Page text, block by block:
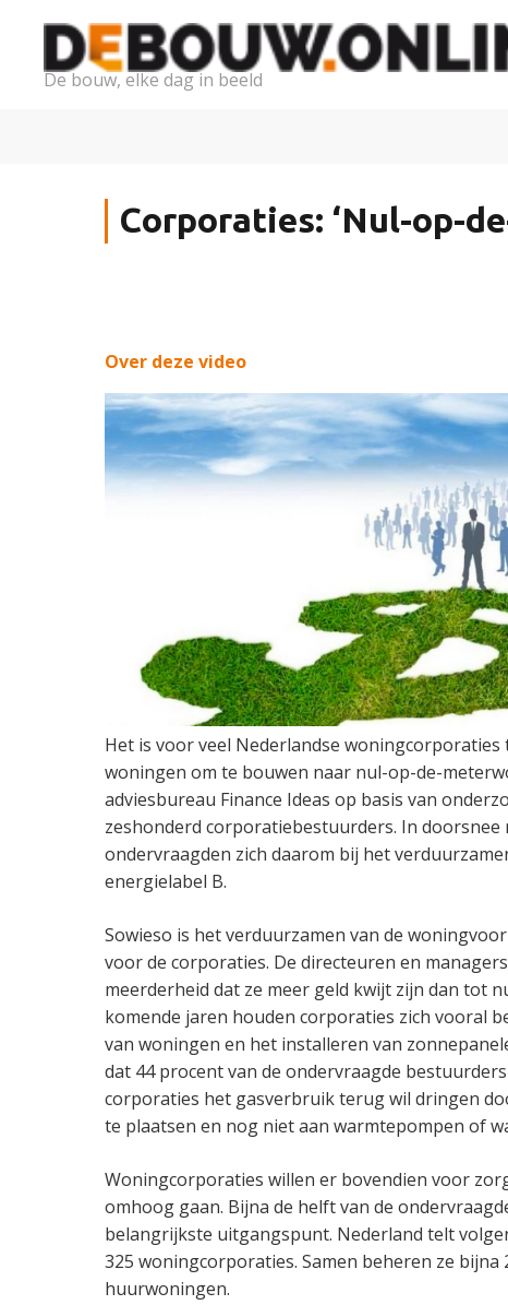
De bouw, elke dag in beeld
Corporaties: ‘Nul-op-
Over deze video
Het is voor veel Nederlandse woningcorporaties
woningen om te bouwen naar nul-op-de-
adviesbureau Finance Ideas op basis van
zeshonderd corporatiebestuurders. In doorsnee
ondervraagden zich daarom bij het
energielabel B.
Sowieso is het verduurzamen van de
voor de corporaties. De directeuren en
meerderheid dat ze meer geld kwijt zijn dan tot
komende jaren houden corporaties zich vooral
van woningen en het installeren van
dat 44 procent van de ondervraagde
corporaties het gasverbruik terug wil dringen
te plaatsen en nog niet aan warmtepompen of
Woningcorporaties willen er bovendien voor
omhoog gaan. Bijna de helft van de
belangrijkste uitgangspunt. Nederland telt
325 woningcorporaties. Samen beheren ze bijna
huurwoningen.